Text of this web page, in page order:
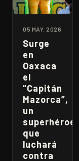
05 MAY. 2026
Surge
en
Oaxaca
el
“Capitán
Mazorca”,
un
superhéroe
que
luchará
contra